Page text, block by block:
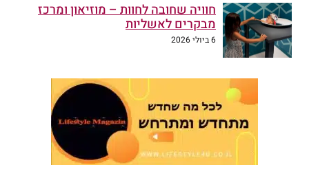
חוויה שחובה לחוות – מוזיאון ומרכז
מבקרים לאשליות
6 ביולי 2026